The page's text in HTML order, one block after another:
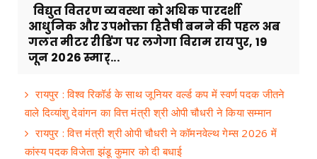
विद्युत वितरण व्यवस्था को अधिक पारदर्शी
आधुनिक और उपभोक्ता हितैषी बनने की पहल अब
गलत मीटर रीडिंग पर लगेगा विराम रायपुर, 19
जून 2026 स्मार्...
रायपुर : विश्व रिकॉर्ड के साथ जूनियर वर्ल्ड कप में स्वर्ण पदक जीतने
वाले दिव्यांशु देवांगन का वित्त मंत्री श्री ओपी चौधरी ने किया सम्मान
रायपुर : वित्त मंत्री श्री ओपी चौधरी ने कॉमनवेल्थ गेम्स 2026 में
कांस्य पदक विजेता झंडू कुमार को दी बधाई